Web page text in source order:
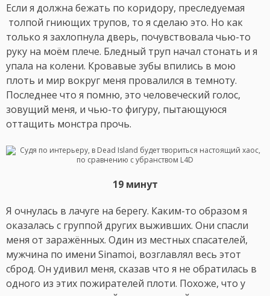
Если я должна бежать по коридору, преследуемая
толпой гниющих трупов, то я сделаю это. Но как
только я захлопнула дверь, почувствовала чью-то
руку на моём плече. Бледный труп начал стонать и я
упала на колени. Кровавые зубы впились в мою
плоть и мир вокруг меня провалился в темноту.
Последнее что я помню, это человеческий голос,
зовущий меня, и чью-то фигуру, пытающуюся
оттащить монстра прочь.
19 минут
Я очнулась в лачуге на берегу. Каким-то образом я
оказалась с группой других выживших. Они спасли
меня от заражённых. Один из местных спасателей,
мужчина по имени Sinamoi, возглавлял весь этот
сброд. Он удивил меня, сказав что я не обратилась в
одного из этих пожирателей плоти. Похоже, что у